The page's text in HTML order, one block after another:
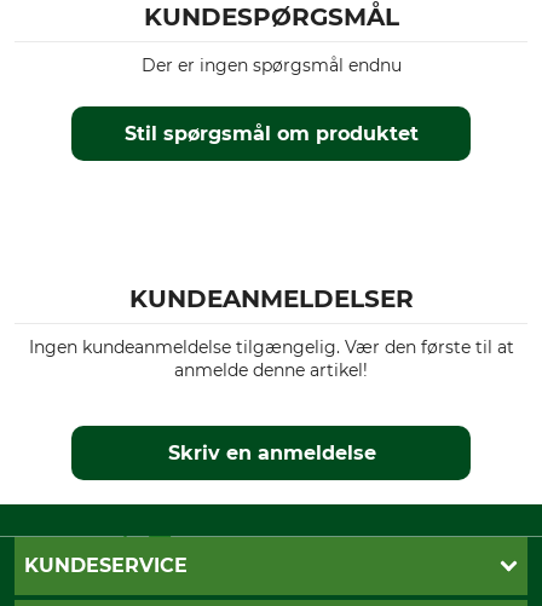
Made in Poland
50 meter
KUNDESPØRGSMÅL
Stil spørgsmål om produktet
Der er ingen spørgsmål endnu
KUNDEANMELDELSER
Ingen kundeanmeldelse tilgængelig. Vær den første til at
anmelde denne artikel!
Skriv en anmeldelse
KUNDESERVICE